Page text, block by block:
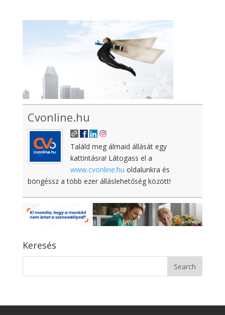
Cvonline.hu
Találd meg álmaid állását egy
kattintásra! Látogass el a
www.cvonline.hu oldalunkra és
böngéssz a több ezer álláslehetőség között!
Keresés